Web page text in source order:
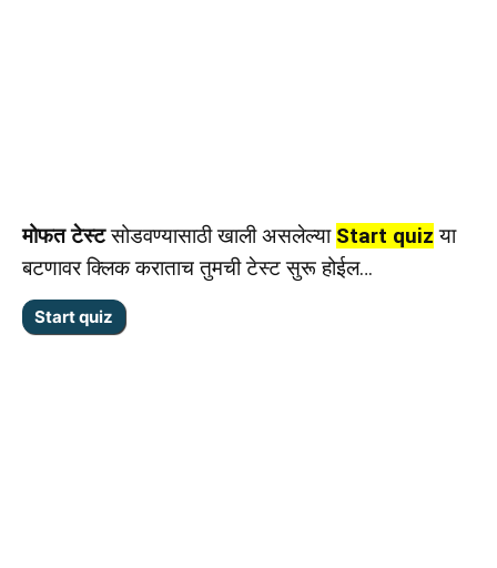
मोफत टेस्टसोडवण्यासाठी खाली असलेल्या Start quiz या
बटणावर क्लिक कराताच तुमची टेस्ट सुरू होईल…